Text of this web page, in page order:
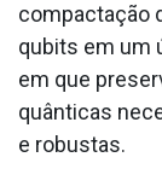
compactação
qubits em um
em que
quânticas
e robustas.